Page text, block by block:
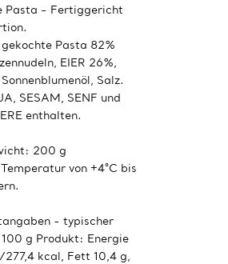
Pasta - Fertiggericht
Pasta 82%
EIER 26%,
Salz.
SESAM, SENF und
enthalten.
200 g
von +4°C bis
- typischer
g Produkt: Energie
277,4 kcal, Fett 10,4 g,